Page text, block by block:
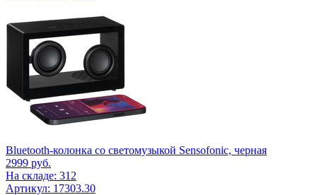
Bluetooth-колонка со светомузыкой Sensofonic, черная
2999 руб.
На складе: 312
Артикул: 17303.30